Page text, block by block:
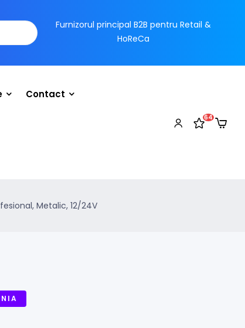
Furnizorul principal B2B pentru Retail &
HoReCa
Contact
64
Metalic, 12/24V